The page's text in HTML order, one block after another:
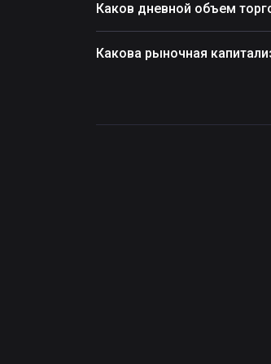
Каков дневной объем
Какова рыночная